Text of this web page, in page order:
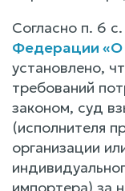
Согласно п. 6 с.
Федерации «О
установлено,
требований
законом, суд
(исполнителя
организации
импортера) за